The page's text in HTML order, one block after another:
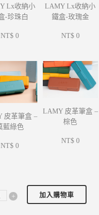
Lx收納小
-珍珠白
NT$ 0
LAMY Lx收納小
鐵盒-玫瑰金
NT$ 0
皮革筆盒 –
藍綠色
NT$ 0
LAMY 皮革筆盒 –
棕色
NT$ 0
加入購物車